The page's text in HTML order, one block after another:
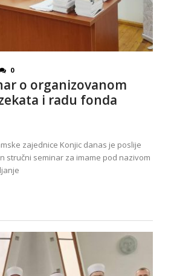
0
o organizovanom
i radu fonda
zajednice Konjic danas je poslije
stručni seminar za imame pod nazivom